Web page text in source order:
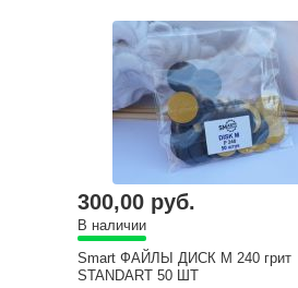
300,00 руб.
В наличии
Smart ФАЙЛЫ ДИСК М 240 грит
STANDART 50 ШТ